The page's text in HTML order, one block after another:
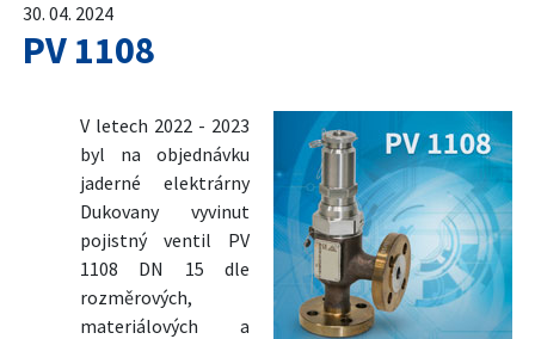
30. 04. 2024
PV 1108
V letech 2022 - 2023
byl na objednávku
jaderné elektrárny
Dukovany vyvinut
pojistný ventil PV
1108 DN 15 dle
rozměrových,
materiálových a